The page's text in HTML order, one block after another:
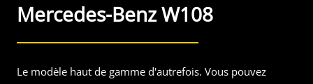
Mercedes-BenzW108
Le modèle haut de gamme d'autrefois. Vous pouvez